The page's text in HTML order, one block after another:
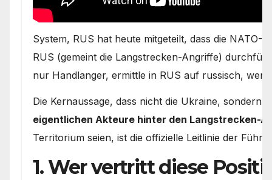
System, RUS hat heute mitgeteilt, dass die NATO-
RUS (gemeint die Langstrecken-Angriffe)
nur Handlanger, ermittle in RUS auf russisch, wer
Die Kernaussage, dass nicht die Ukraine, sondern
eigentlichen Akteure hinter den Langstrecken-
Territorium seien, ist die offizielle Leitlinie der
1. Wer vertritt diese